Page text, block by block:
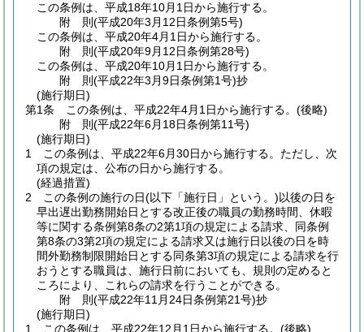
この条例は、平成18年10月1日から施行する。
附 則(平成20年3月12日条例第5号)
この条例は、平成20年4月1日から施行する。
附 則(平成20年9月12日条例第28号)
この条例は、平成20年10月1日から施行する。
附 則(平成22年3月9日条例第1号)抄
(施行期日)
第1条
この条例は、平成22年4月1日から施行する。 (後略)
附 則(平成22年6月18日条例第11号)
(施行期日)
1
この条例は、平成22年6月30日から施行する。 ただし、次
項の規定は、公布の日から施行する。
(経過措置)
2
この条例の施行の日(以下「施行日」という。)以後の日を
早出遅出勤務開始日とする改正後の職員の勤務時間、休暇
等に関する条例第8条の2第1項の規定による請求、同条例
第8条の3第2項の規定による請求又は施行日以後の日を時
間外勤務制限開始日とする同条第3項の規定による請求を行
おうとする職員は、施行日前においても、規則の定めると
ころにより、これらの請求を行うことができる。
附 則(平成22年11月24日条例第21号)抄
(施行期日)
1
この条例は、平成22年12月1日から施行する。 (後略)